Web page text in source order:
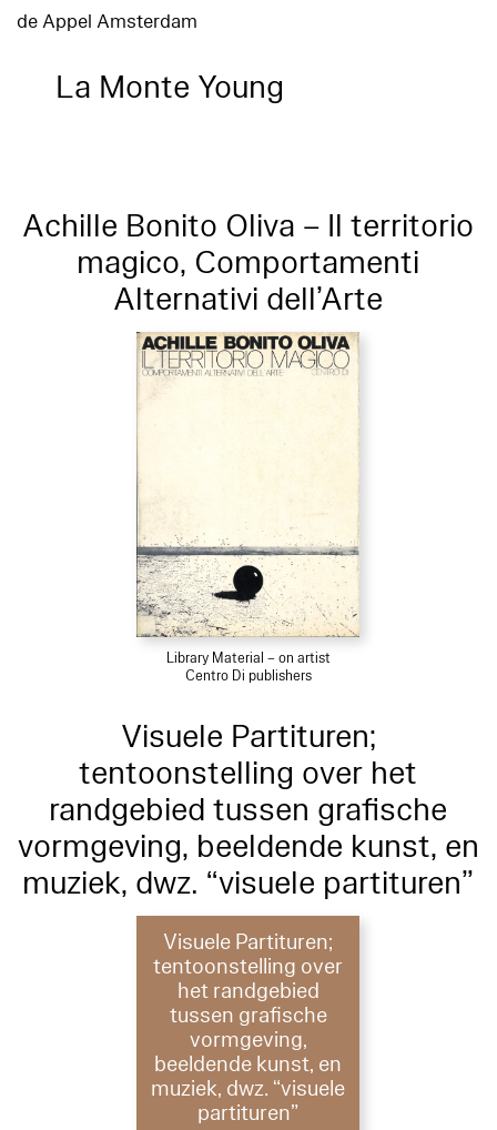
de Appel Amsterdam
La Monte Young
Achille Bonito Oliva – Il territorio
magico, Comportamenti
Alternativi dell’Arte
Library Material – on artist
Centro Di publishers
Visuele Partituren;
tentoonstelling over het
randgebied tussen grafische
vormgeving, beeldende kunst, en
muziek, dwz. “visuele partituren”
Visuele Partituren;
tentoonstelling over
het randgebied
tussen grafische
vormgeving,
beeldende kunst, en
muziek, dwz. “visuele
partituren”